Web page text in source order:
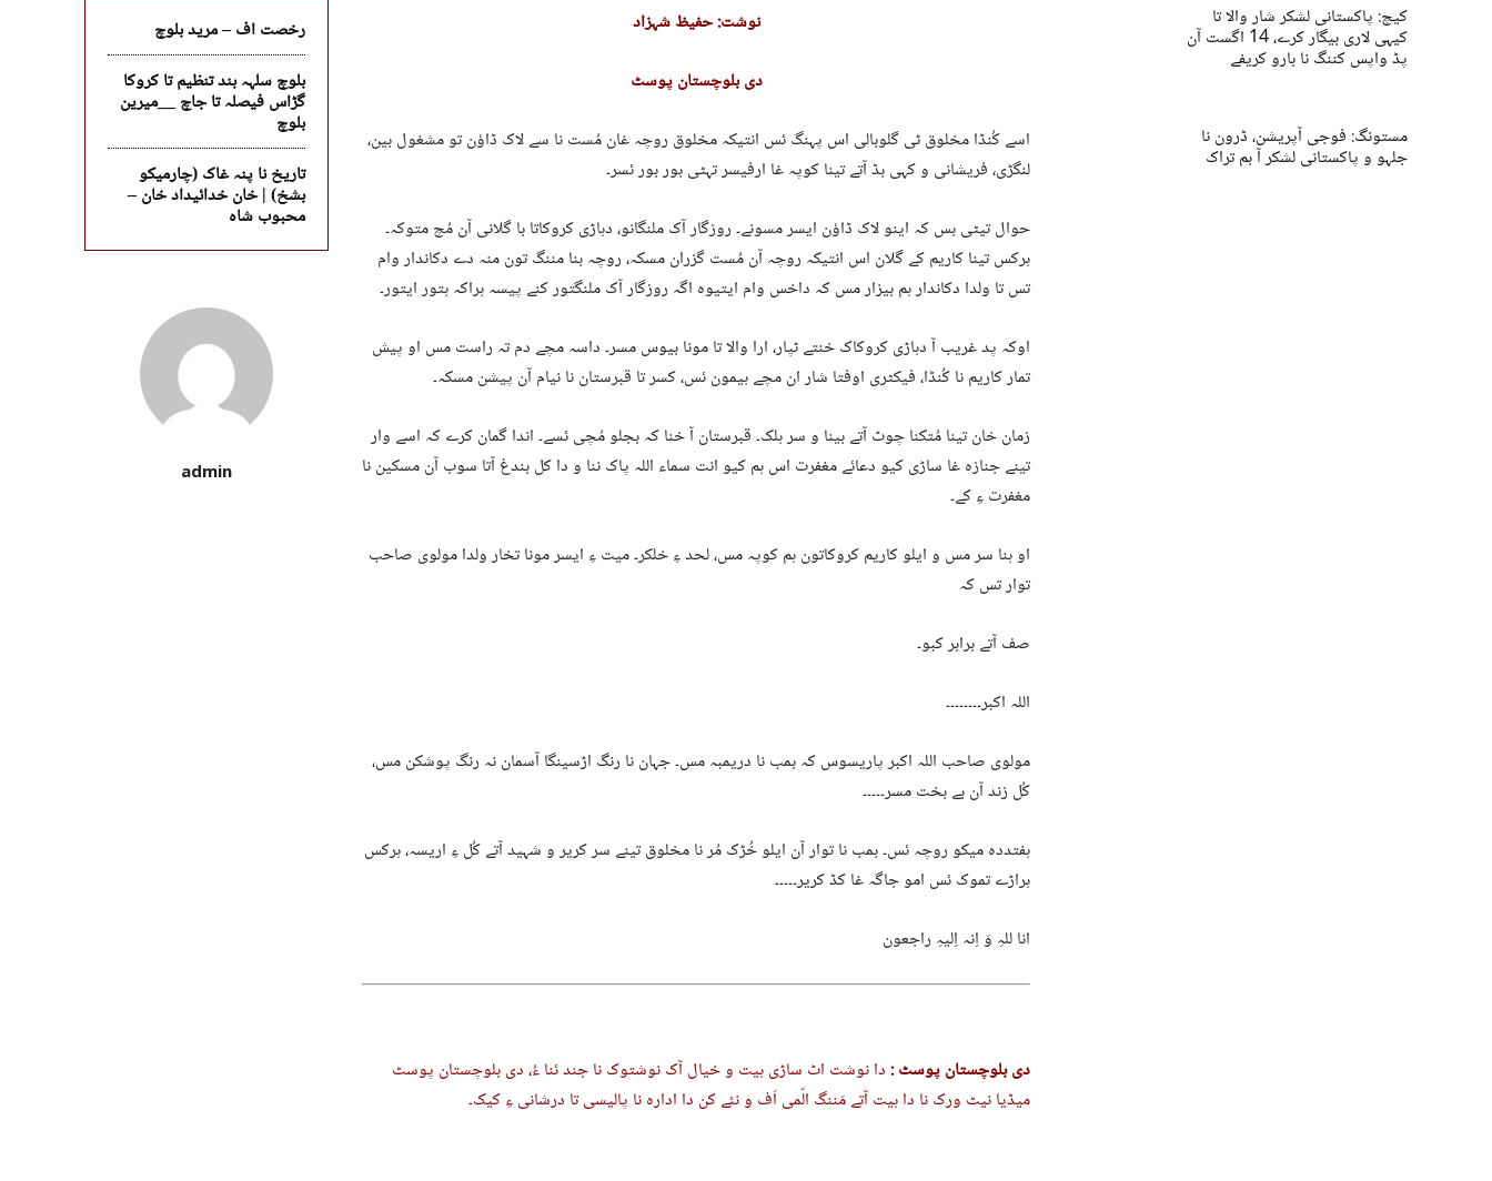
رخصت اف – مرید بلوچ
بلوچ سلہہ بند تنظیم تا کروکا
گڑاس فیصلہ تا جاچ __میرین
بلوچ
تاریخ نا پنہ غاک (چارمیکو
بشخ) | خان خدائیداد خان –
محبوب شاہ
admin
نوشت: حفیظ شہزاد
دی بلوچستان پوسٹ
اسے کُنڈا مخلوق ٹی گلوبالی اس پہنگ ئس انتیکہ مخلوق روچہ غان مُست نا سے لاک ڈاؤن تو مشغول بین،
لنگڑی، فریشانی و کہی بڈ آتے تینا کوپہ غا ارفیسر تہٹی بور بور ئسر۔
حوال تیٹی بس کہ اینو لاک ڈاؤن ایسر مسونے۔ روزگار آک ملنگانو، دہاڑی کروکاتا با گلانی آن مُچ متوکہ۔
ہرکس تینا کاریم کے گلان اس انتیکہ روچہ آن مُست گزران مسکہ، روچہ بنا مننگ تون منہ دے دکاندار وام
تس تا ولدا دکاندار ہم بیزار مس کہ داخس وام ایتیوہ اگہ روزگار آک ملنگتور کنے پیسہ ہراکہ ہتور ایتور۔
اوکہ پد غریب آ دہاڑی کروکاک خنتے ٹپار، ارا والا تا مونا بیوس مسر۔ داسہ مچے دم تہ راست مس او پیش
تمار کاریم نا کُنڈا، فیکٹری اوفتا شار ان مچے ہیمون ئس، کسر تا قبرستان نا نیام آن پیشن مسکہ۔
زمان خان تینا مُتکنا چوٹ آتے بینا و سر ہلک۔ قبرستان آ خنا کہ بجلو مُچی ئسے۔ اندا گمان کرے کہ اسے وار
تینے جنازہ غا ساڑی کیو دعائے مغفرت اس ہم کیو انت سماء اللہ پاک ننا و دا کل بندغ آتا سوب آن مسکین نا
مغفرت ءِ کے۔
او ہنا سر مس و ایلو کاریم کروکاتون ہم کوپہ مس، لحد ءِ خلکر۔ میت ءِ ایسر مونا تخار ولدا مولوی صاحب
توار تس کہ
صف آتے برابر کبو۔
اللہ اکبر۔۔۔۔۔۔۔۔
مولوی صاحب اللہ اکبر پاریسوس کہ بمب نا دریمبہ مس۔ جہان نا رنگ اڑسینگا آسمان نہ رنگ پوشکن مس،
کُل زند آن بے بخت مسر۔۔۔۔۔
ہفتددہ میکو روچہ ئس۔ بمب نا توار آن ایلو خُڑک مُر نا مخلوق تینے سر کریر و شہید آتے کُل ءِ اریسہ، ہرکس
ہراڑے تموک ئس امو جاگہ غا کڈ کریر۔۔۔۔۔
انا للہِ وَ اِنہ اِلیہِ راجعون
دی بلوچستان پوسٹ :دا نوشت اٹ ساڑی ہیت و خیال آک نوشتوک نا جند ئنا ءُ، دی بلوچستان پوسٹ
میڈیا نیٹ ورک نا دا ہیت آتے مَننگ الّمی اَف و نئے کن دا ادارہ نا پالیسی تا درشانی ءِ کیک۔
کیچ: پاکستانی لشکر شار والا تا
کیہی لاری بیگار کرے، 14 اگست آن
پڈ واپس کننگ نا بارو کریفے
مستونگ: فوجی آپریشن، ڈرون نا
جلہو و پاکستانی لشکر آ بم تراک